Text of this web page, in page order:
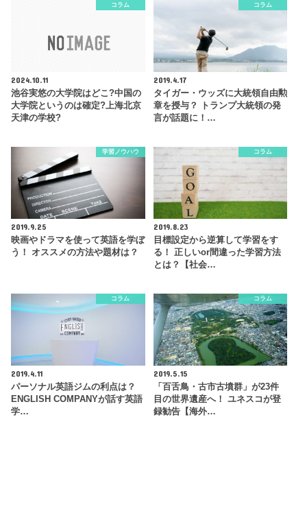
コラム
2024.10.11
池谷実悠の大学院はどこ?中国の
大学院というのは確定?上海北京
天津の学校?
コラム
2019.4.17
タイガー・ウッズに大統領自由勲
章を授与？ トランプ大統領の発
言が話題に！…
学習ノウハウ
2019.9.25
映画やドラマを使って英語を学ぼ
う！ オススメの方法や題材は？
コラム
2019.8.23
目標設定から逆算して学習をす
る！ 正しいor間違った学習方法
とは？【社会…
コラム
2019.4.11
パーソナル英語ジムの利点は？
ENGLISH COMPANYが話す英語
学…
コラム
2019.5.15
「百舌鳥・古市古墳群」が23件
目の世界遺産へ！ ユネスコが登
録勧告【海外…